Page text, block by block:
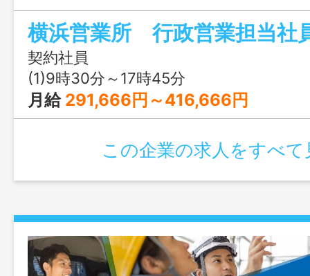
益を達成。今後、次世代モデルにシフト
育・教育部門に経営資源を集中投下する
１０年に向けて現状をブラッシュアップ
世代交代を進めていく。今後の成長戦略
模の拡大と地域に密着した行政の保育・
為、重点地域の認可保育園の地域型保育
育所や小規模保育所、放課後児童クラブ
業務に取り組んでいるところである。今
設民営の認可保育所や学童保育施設のプ
く。変更範囲：変更なし
横浜営業所 行政営業担当社
契約社員
(1)9時30分～17時45分
月給 291,666円～416,666円
この企業の求人をすべて